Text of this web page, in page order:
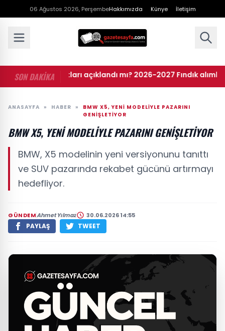
06 Ağustos 2026, PerşembeHakkımızda Künye İletişim
SON DAKİKA
• Fındık fiyatları açıklandı mı? 2026-2027 Fındık alımları
ANASAYFA » HABER »
BMW X5, YENI MODELIYLE PAZARINI
GENIŞLETIYOR
BMW X5, YENI MODELIYLE PAZARINI GENIŞLETIYOR
BMW, X5 modelinin yeni versiyonunu tanıttı
ve SUV pazarında rekabet gücünü artırmayı
hedefliyor.
GÜNDEMAhmet Yılmaz 30.06.2026 14:55
PAYLAŞ TWEET